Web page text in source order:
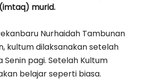
murid.
Nurhaidah Tambunan
kultum dilaksanakan setelah
pagi. Setelah Kultum
belajar seperti biasa.